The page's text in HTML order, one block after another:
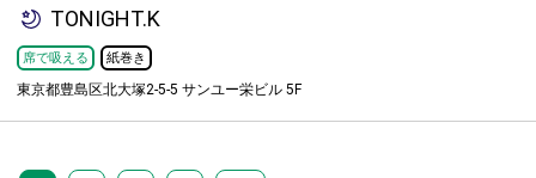
TONIGHT.K
席で吸える 紙巻き
東京都豊島区北大塚2-5-5 サンユー栄ビル 5F